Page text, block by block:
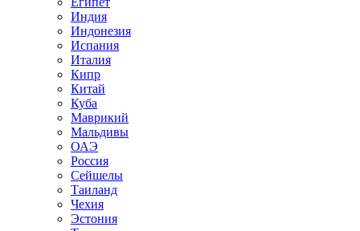
Индия
Индонезия
Испания
Италия
Кипр
Китай
Куба
Маврикий
Мальдивы
ОАЭ
Россия
Сейшелы
Таиланд
Чехия
Эстония